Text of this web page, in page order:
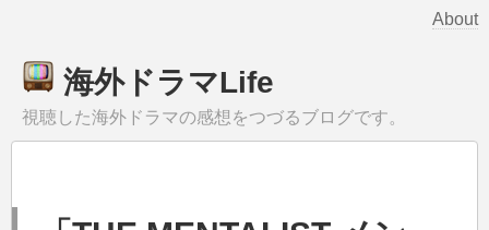
About
海外ドラマLife
視聴した海外ドラマの感想をつづるブログです。